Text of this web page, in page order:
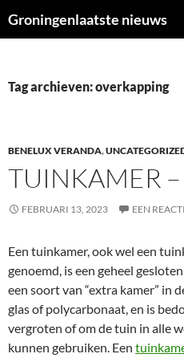
naar
Groningenlaatste nieuws
Tag archieven: overkapping
BENELUX VERANDA,
TUINKAMER –
FEBRUARI 13, 2023 EEN
Een tuinkamer, ook wel een
genoemd, is een geheel
een soort van “extra kamer” in
glas of polycarbonaat, en is
vergroten of om de tuin in alle
kunnen gebruiken. Een